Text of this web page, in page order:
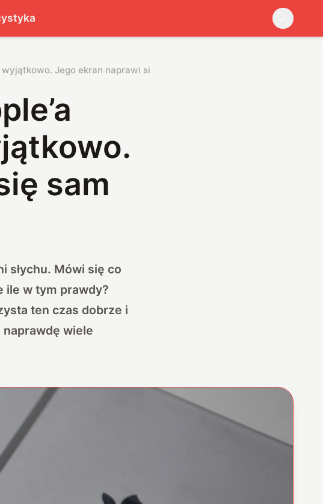
Jego ekran naprawi się sam
sam
słychu. Mówi się co
ile w tym prawdy?
ten czas dobrze i
wiele